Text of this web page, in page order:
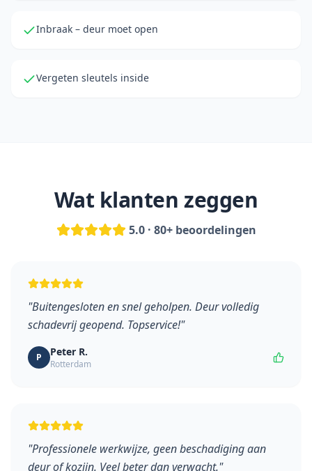
Inbraak – deur moet open
Vergeten sleutels inside
Wat klanten zeggen
5.0 · 80+ beoordelingen
"Buitengesloten en snel geholpen. Deur volledig
schadevrij geopend. Topservice!"
P Peter R.
Rotterdam
"Professionele werkwijze, geen beschadiging aan
deur of kozijn. Veel beter dan verwacht."